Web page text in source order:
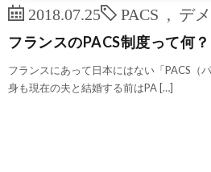
2018.07.25 PACS デ
フランスのPACS制度って何
フランスにあって日本にはない「PACS（
身も現在の夫と結婚する前はPA […]